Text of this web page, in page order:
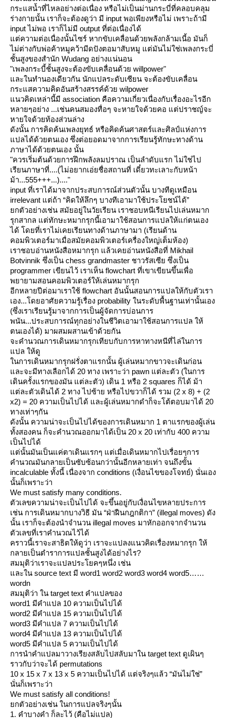
กระแสน้ำที่ไหลอย่างต่อเนื่อง หรือไม่เป็นม่านกระบี่ที่คลอบคลุม
ร่างกายนั้น เราก็จะต้องดูว่า มี input พอเพียงหรือไม่ เพราะถ้ามี
input ไม่พอ เราก็ไม่มี output ที่ต่อเนื่องได้
ต่ความต่อเนื่องนั้นไซร์ หากขับเคลื่อนด้วยพลังกล้ามเนี้อ มันก็
ไม่ต่างกับพ่อค้าหมูคว้ามีดปังตอมาสับหมู แต่มันไม่ใช่เพลงกระบี่
ชั้นสูงของสำนัก Wudang อย่างแน่นอน
"เพลงกระบี้ชั้นสูงจะต้องขับเคลื่อนด้วย willpower"
ละในทำนองเดียวกัน นักแปลระดับเซียน จะต้องขับเคลื่อน
กระแสความคิดอันสร้างสรรค์ด้วย wilpower
นวคิดเหล่านี้มี association คือความเกี่ยวเนื่องกับเรื่องอะไรอีก
หลายๆอย่าง ...เช่นคนสมองทื่อๆ จะหายใจด้วยคอ แต่ปราชญ์จะ
หายใจด้วยท้องส่วนล่าง
ดังนั้น การคิดค้นเพลงยุทธ์ หรือคิดค้นศาสตร์และศิลป์แห่งการ
ปลได้ด้วยตนเอง ซึ่งต่อยอดมาจากการเรียนรู้ทักษะทางด้าน
ภาษาได้ด้วยตนเอง นั้น
"ควรเริ่มต้นด้วยการฝึกพลังลมปราณ เป็นลำดับแรก ไม่ใช่ไป
เรียนภาษาที่....(ไม่อยากเอ่ยชื่อสถานที่ เดี๋ยวทะเลาะกับหน้า
ม้า...555+++...)...."
input ที่เราได้มาจากประสบการณ์ส่วนตัวนั้น บางทีดูเหมือน
irrelevant แต่ถ้า “คิดให้ลึกๆ บางทีเอามาใช้ประโยชน์ได้”
กตัวอย่างเช่น สมัยอยู่ในวัยเรียน เราชอบหนีเรียนไปเล่นหมาก
รุกสากล แต่ทักษะหมากรุกนี้เอามาใช้สอนการแปลให้แก่ตนเอง
ได้ โดยที่เราไม่เคยเรียนทางด้านภาษามา (เรียนด้าน
คอมพิวเตอร์มาเมื่อสมัยคอมพิวเตอร์เครื่องใหญ่เต็มห้อง)
เราชอบอ่านหนังสือหมากรุก แล้วเคยอ่านหนังสือที่ Mikhail
Botvinnik ซึ่งเป็น chess grandmaster ชาวรัสเซีย ซึ่งเป็น
programmer เขียนไว้ เราเห็น flowchart ที่เขาเขียนขึ้นเพื่อ
พยายามสอนคอมพิวเตอร์ให้เล่นหมากรุก
อีกหลายปีต่อมาเราใช้ flowchart อันนั้นสอนการแปลให้กับตัวเรา
เอง...โดยอาศัยความรู้เรื่อง probability ในระดับพื้นฐานเท่านั้นเอง
(ซึ่งเราเรียนรู้มาจากการเป็นผู้จัดการบ่อนการ
พนัน...ประสบการณ์ทุกอย่างในชีวิตเอามาใช้สอนการแปล ให้
ตนเองได้) มาผสมผสานเข้าด้วยกัน
จะคำนวณการเดินหมากรุกเทียบกับการหาทางหนีที่ไล่ในการ
ปล ให้ดู
นการเดินหมากรุกฝรั่งตาแรกนั้น ผู้เล่นหมากขาวจะเดินก่อน
ละจะมีทางเลือกได้ 20 ทาง เพราะว่า pawn แต่ละตัว (ในการ
เดินครั้งแรกของมัน แต่ละตัว) เดิน 1 หรือ 2 squares ก็ได้ ม้า
ต่ละตัวเดินได้ 2 ทาง ไปซ้าย หรือไปขวาก็ได้ รวม (2 x 8) + (2
x2) = 20 ความเป็นไปได้ และผู้เล่นหมากดำก็จะโต้ตอบมาได้ 20
ทางเท่าๆกัน
ดังนั้น ความน่าจะเป็นไปได้ของการเดินหมาก 1 ตาแรกของผู้เล่น
ทั้งสองคน ก็จะคำนวณออกมาได้เป็น 20 x 20 เท่ากับ 400 ความ
เป็นไปได้
ต่นั้นมันเป็นแค่ตาเดินแรกๆ แต่เมื่อเดินหมากไปเรื่อยๆการ
คำนวณมันกลายเป็นซับซ้อนกว่านั้นอีกหลายเท่า จนถึงขั้น
incalculable ทั้งนี้ เนื่องจาก conditions (เงื่อนไขของโจทย์) นั่นเอง
นั้นก็เพราะว่า
We must satisfy many conditions.
ตัวเลขความน่าจะเป็นไปได้ จะขึ้นอยู่กับเงื่อนไขหลายประการ
เช่น การเดินหมากบางวิธี มัน “ฝ่าฝืนกฎกติกา” (illegal moves) ดัง
นั้น เราก็จะต้องนำจำนวน illegal moves มาหักออกจากจำนวน
ตัวเลขที่เราคำนวณไว้ได้
คราวนี้เราจะสาธิตให้ดูว่า เราจะแปลงแนวคิดเรื่องหมากรุก ให้
กลายเป็นตำราการแปลชั้นสูงได้อย่างไร?
สมมุติว่าเราจะแปลประโยคๆหนึ่ง เช่น
ละใน source text มี word1 word2 word3 word4 word5
wordn
สมมุติว่า ใน target text คำแปลของ
word1 มีคำแปล 10 ความเป็นไปได้
word2 มีคำแปล 15 ความเป็นไปได้
word3 มีคำแปล 7 ความเป็นไปได้
word4 มีคำแปล 13 ความเป็นไปได้
word5 มีคำแปล 5 ความเป็นไปได้
การนำคำแปลมาวางเรียงสลับไปสลับมาใน target text ดูเผินๆ
ราวกับว่าจะได้ permutations
10 x 15 x 7 x 13 x 5 ความเป็นไปได้ แต่จริงๆแล้ว “มันไม่ใช่”
นั่นก็เพราะว่า
We must satisfy all conditions!
กตัวอย่างเช่น ในการแปลจริงๆนั้น
1. คำบางคำ ก็ละไว้ (คือไม่แปล)